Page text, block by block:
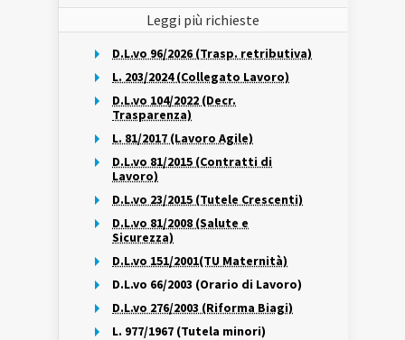
Leggi più richieste
D.L.vo 96/2026 (Trasp. retributiva)
L. 203/2024 (Collegato Lavoro)
D.L.vo 104/2022 (Decr.
Trasparenza)
L. 81/2017 (Lavoro Agile)
D.L.vo 81/2015 (Contratti di
Lavoro)
D.L.vo 23/2015 (Tutele Crescenti)
D.L.vo 81/2008 (Salute e
Sicurezza)
D.L.vo 151/2001(TU Maternità)
D.L.vo 66/2003 (Orario di Lavoro)
D.L.vo 276/2003 (Riforma Biagi)
L. 977/1967 (Tutela minori)